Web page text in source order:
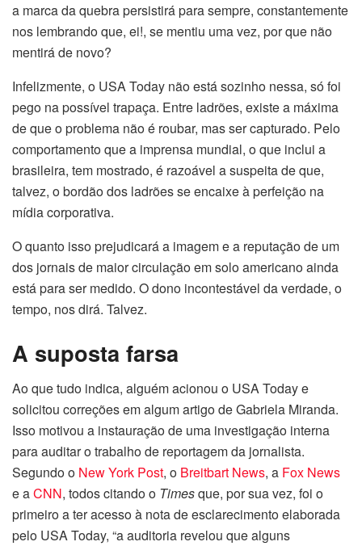
a marca da quebra persistirá para sempre, constantemente
nos lembrando que, ei!, se mentiu uma vez, por que não
mentirá de novo?
Infelizmente, o USA Today não está sozinho nessa, só foi
pego na possível trapaça. Entre ladrões, existe a máxima
de que o problema não é roubar, mas ser capturado. Pelo
comportamento que a imprensa mundial, o que inclui a
brasileira, tem mostrado, é razoável a suspeita de que,
talvez, o bordão dos ladrões se encaixe à perfeição na
mídia corporativa.
O quanto isso prejudicará a imagem e a reputação de um
dos jornais de maior circulação em solo americano ainda
está para ser medido. O dono incontestável da verdade, o
tempo, nos dirá. Talvez.
A suposta farsa
Ao que tudo indica, alguém acionou o USA Today e
solicitou correções em algum artigo de Gabriela Miranda.
Isso motivou a instauração de uma investigação interna
para auditar o trabalho de reportagem da jornalista.
Segundo o New York Post, o Breitbart News, a Fox News
e aCNN, todos citando o Timesque, por sua vez, foi o
primeiro a ter acesso à nota de esclarecimento elaborada
pelo USA Today, “a auditoria revelou que alguns